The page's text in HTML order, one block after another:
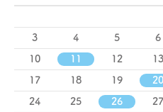
3 4 5 6
10 11 12 13
17 18 19 20
24 25 26 27